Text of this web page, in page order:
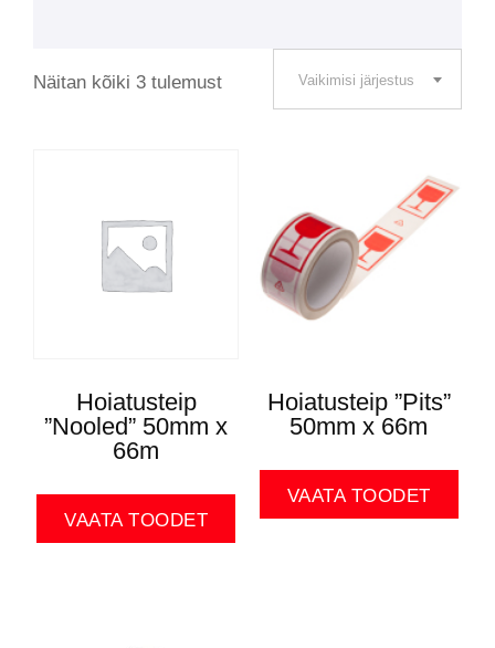
Näitan kõiki 3 tulemust Vaikimisi järjestus
Hoiatusteip
”Nooled” 50mm x
66m
VAATA TOODET
Hoiatusteip ”Pits”
50mm x 66m
VAATA TOODET